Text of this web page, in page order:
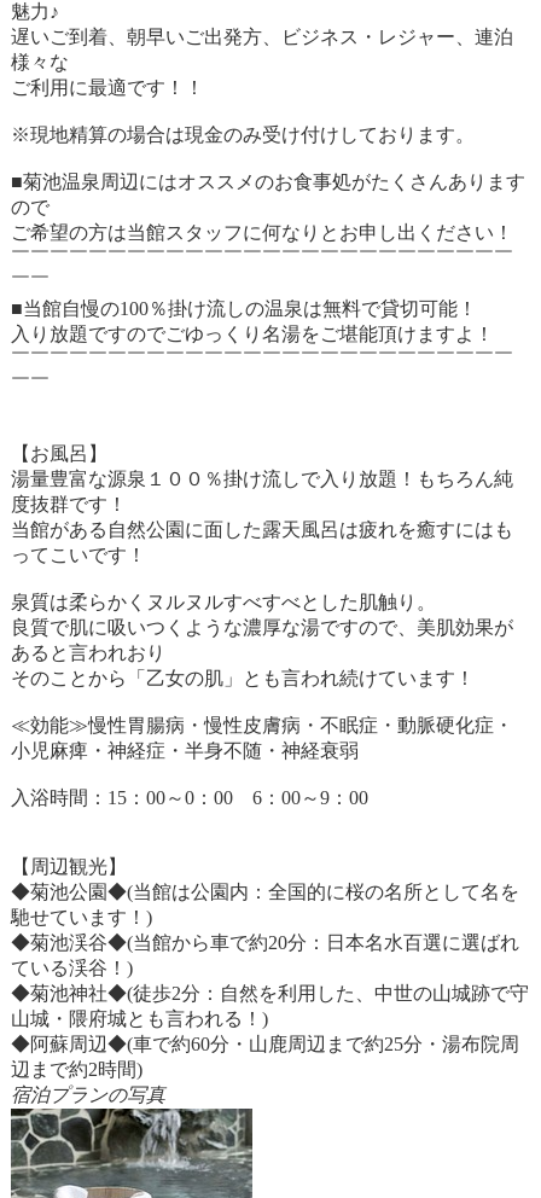
魅力♪
遅いご到着、朝早いご出発方、ビジネス・レジャー、連泊
様々な
ご利用に最適です！！
※現地精算の場合は現金のみ受け付けしております。
■菊池温泉周辺にはオススメのお食事処がたくさんあります
ので
ご希望の方は当館スタッフに何なりとお申し出ください！
￣￣￣￣￣￣￣￣￣￣￣￣￣￣￣￣￣￣￣￣￣￣￣￣￣￣
￣￣
■当館自慢の100％掛け流しの温泉は無料で貸切可能！
入り放題ですのでごゆっくり名湯をご堪能頂けますよ！
￣￣￣￣￣￣￣￣￣￣￣￣￣￣￣￣￣￣￣￣￣￣￣￣￣￣
￣￣
【お風呂】
湯量豊富な源泉１００％掛け流しで入り放題！もちろん純
度抜群です！
当館がある自然公園に面した露天風呂は疲れを癒すにはも
ってこいです！
泉質は柔らかくヌルヌルすべすべとした肌触り。
良質で肌に吸いつくような濃厚な湯ですので、美肌効果が
あると言われおり
そのことから「乙女の肌」とも言われ続けています！
≪効能≫慢性胃腸病・慢性皮膚病・不眠症・動脈硬化症・
小児麻痺・神経症・半身不随・神経衰弱
入浴時間：15：00～0：00 6：00～9：00
【周辺観光】
◆菊池公園◆(当館は公園内：全国的に桜の名所として名を
馳せています！)
◆菊池渓谷◆(当館から車で約20分：日本名水百選に選ばれ
ている渓谷！)
◆菊池神社◆(徒歩2分：自然を利用した、中世の山城跡で守
山城・隈府城とも言われる！)
◆阿蘇周辺◆(車で約60分・山鹿周辺まで約25分・湯布院周
辺まで約2時間)
宿泊プランの写真